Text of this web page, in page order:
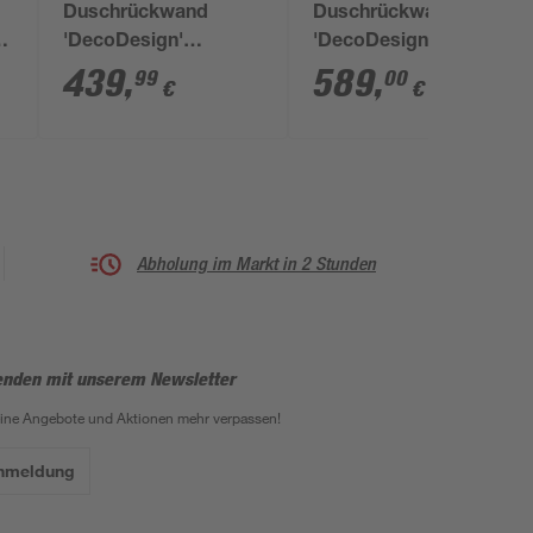
Duschrückwand
'DecoDesign'
Softtouch Stein
Beton-Grau, 100 x 255
439,99 €
Duschrückwand
'DecoDesign'
Softtouch Stein
Anthrazit, 150 x 255
589,00 €
Abholung im Markt in 2 Stunden
mit unserem Newsletter
Angebote und Aktionen mehr verpassen!